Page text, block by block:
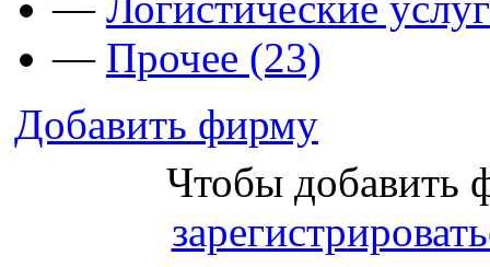
— Прочее (23)
Добавить фирму
Чтобы добавить